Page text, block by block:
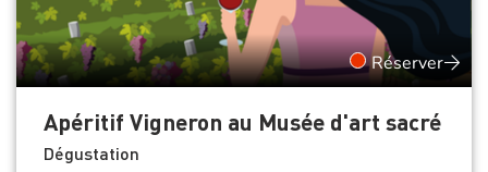
Réserver
Apéritif Vigneron au Musée d'art sacré
Dégustation